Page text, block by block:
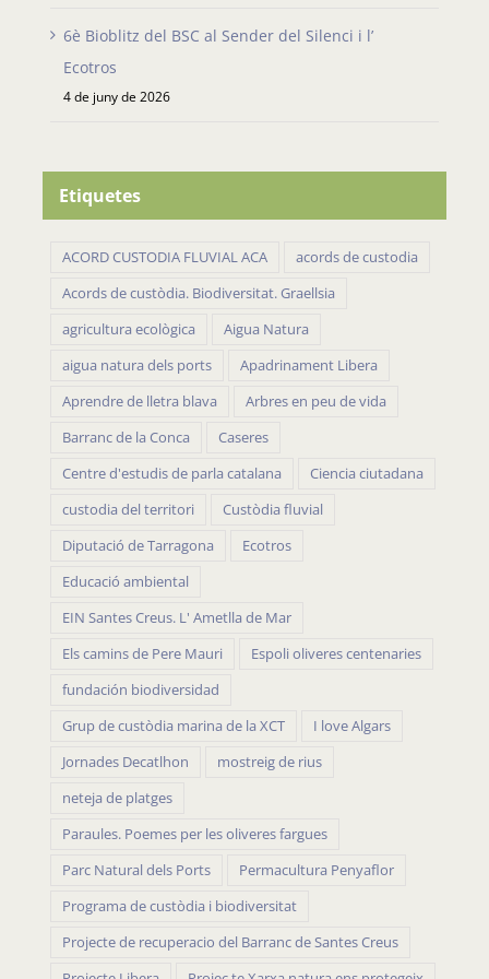
6è Bioblitz del BSC al Sender del Silenci i l’
Ecotros
4 de juny de 2026
Etiquetes
ACORD CUSTODIA FLUVIAL ACA
acords de custodia
Acords de custòdia. Biodiversitat. Graellsia
agricultura ecològica
Aigua Natura
aigua natura dels ports
Apadrinament Libera
Aprendre de lletra blava
Arbres en peu de vida
Barranc de la Conca
Caseres
Centre d'estudis de parla catalana
Ciencia ciutadana
custodia del territori
Custòdia fluvial
Diputació de Tarragona
Ecotros
Educació ambiental
EIN Santes Creus. L' Ametlla de Mar
Els camins de Pere Mauri
Espoli oliveres centenaries
fundación biodiversidad
Grup de custòdia marina de la XCT
I love Algars
Jornades Decatlhon
mostreig de rius
neteja de platges
Paraules. Poemes per les oliveres fargues
Parc Natural dels Ports
Permacultura Penyaflor
Programa de custòdia i biodiversitat
Projecte de recuperacio del Barranc de Santes Creus